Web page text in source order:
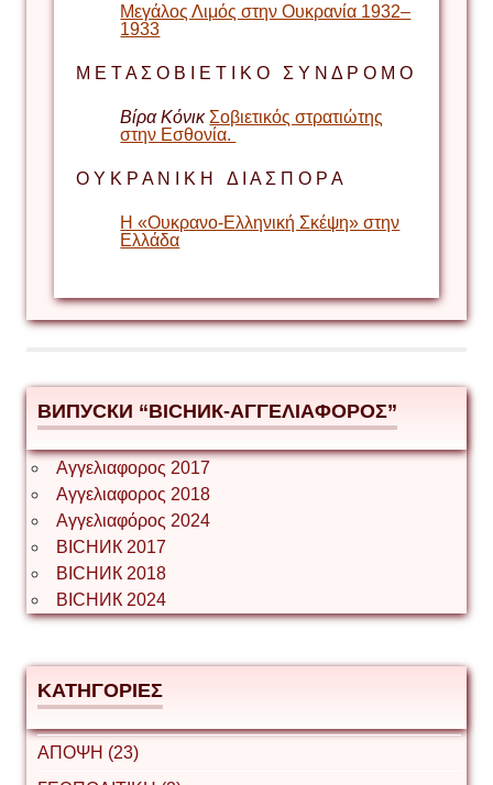
Μεγάλος Λιμός στην Ουκρανία 1932–
1933
Μ Ε Τ Α Σ Ο Β Ι Ε Τ Ι Κ Ο Σ Υ Ν Δ Ρ Ο Μ Ο
ΒίραΚόνικ Σοβιετικός στρατιώτης
στην Εσθονία.
Ο Υ Κ Ρ Α Ν Ι Κ Η Δ Ι Α Σ Π Ο Ρ Α
Η «Ουκρανο-Ελληνική Σκέψη» στην
Ελλάδα
ВИПУСКИ “ВІСНИК-ΑΓΓΕΛΙΑΦΟΡΟΣ”
Αγγελιαφορος 2017
Αγγελιαφορος 2018
Αγγελιαφόρος 2024
ВІСНИК 2017
ВІСНИК 2018
ВІСНИК 2024
ΚΑΤΗΓΟΡΙΕΣ
ΑΠΟΨΗ (23)